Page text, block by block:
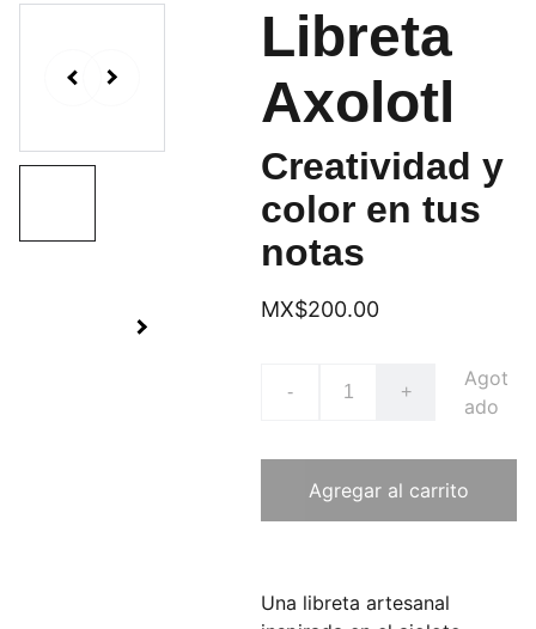
Libreta
Axolotl
Creatividad y
color en tus
notas
MX$200.00
- +
Agot
ado
Agregar al carrito
Una libreta artesanal